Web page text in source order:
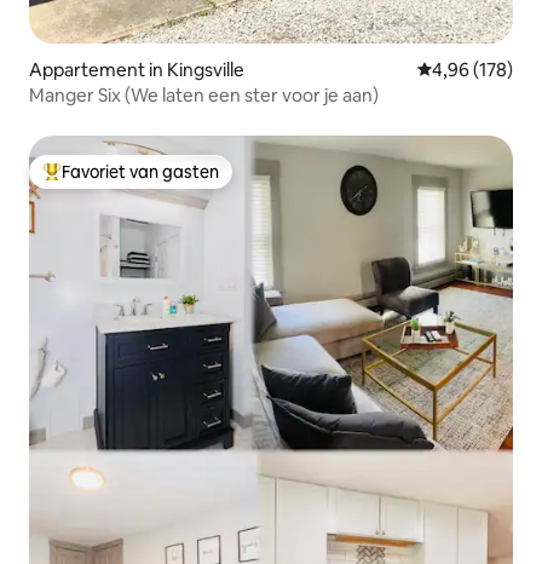
Appartement in Kingsville Gemiddelde
4,96 (178)
Manger Six (We laten een ster voor je aan)
Topfavoriet van gasten
Favoriet van gasten